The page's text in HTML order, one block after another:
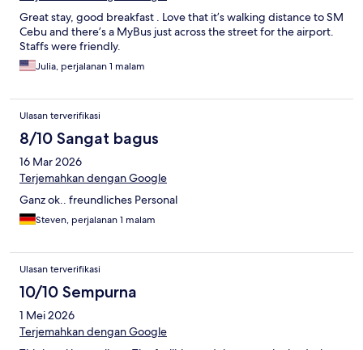
Great stay, good breakfast . Love that it’s walking distance to SM
Cebu and there’s a MyBus just across the street for the airport.
Staffs were friendly.
Julia, perjalanan 1 malam
Ulasan terverifikasi
8/10 Sangat bagus
16 Mar 2026
Terjemahkan dengan Google
Ganz ok.. freundliches Personal
Steven, perjalanan 1 malam
Ulasan terverifikasi
10/10 Sempurna
1 Mei 2026
Terjemahkan dengan Google